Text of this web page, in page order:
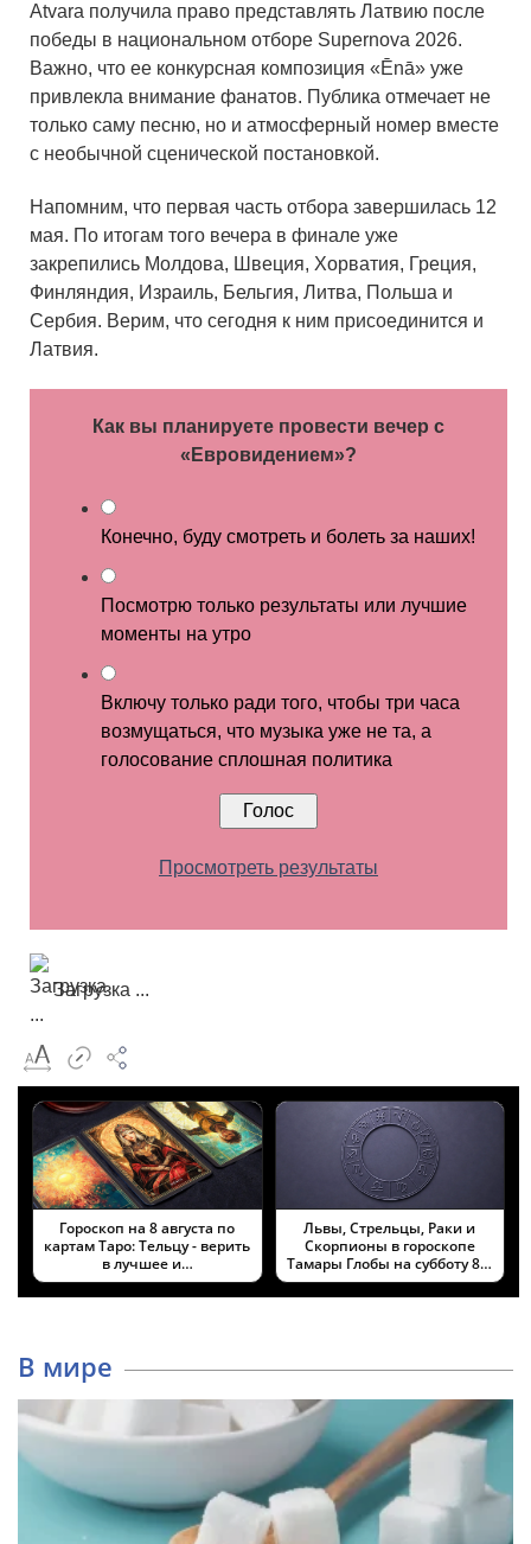
Atvara получила право представлять Латвию после
победы в национальном отборе Supernova 2026.
Важно, что ее конкурсная композиция «Ēnā» уже
привлекла внимание фанатов. Публика отмечает не
только саму песню, но и атмосферный номер вместе
с необычной сценической постановкой.
Напомним, что первая часть отбора завершилась 12
мая. По итогам того вечера в финале уже
закрепились Молдова, Швеция, Хорватия, Греция,
Финляндия, Израиль, Бельгия, Литва, Польша и
Сербия. Верим, что сегодня к ним присоединится и
Латвия.
Как вы планируете провести вечер с
«Евровидением»?
Конечно, буду смотреть и болеть за наших!
Посмотрю только результаты или лучшие
моменты на утро
Включу только ради того, чтобы три часа
возмущаться, что музыка уже не та, а
голосование сплошная политика
Просмотреть результаты
Загрузка ...
Гороскоп на 8 августа по
картам Таро: Тельцу - верить
в лучшее и…
Львы, Стрельцы, Раки и
Скорпионы в гороскопе
Тамары Глобы на субботу 8…
В мире